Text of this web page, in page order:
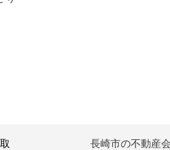
長崎市の不動産